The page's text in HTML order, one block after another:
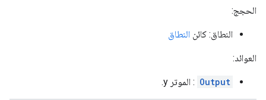
الحجج:
النطاق: كائن النطاق
العوائد:
Output : الموتر y.